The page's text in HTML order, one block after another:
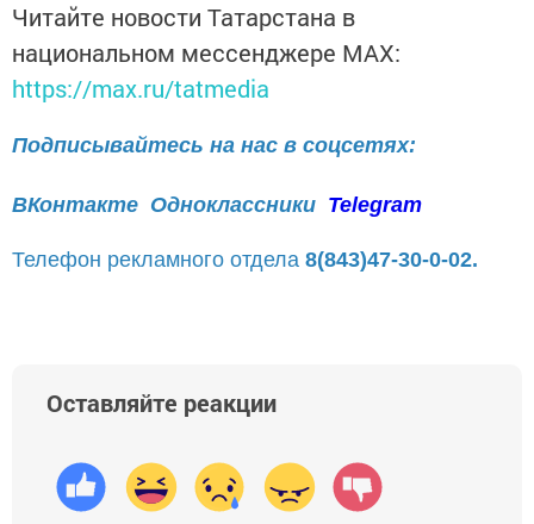
Читайте новости Татарстана в
национальном мессенджере MАХ:
https://max.ru/tatmedia
Подписывайтесь на нас в соцсетях:
ВКонтакте Одноклассники Telegram
Телефон рекламного отдела 8(843)47-30-0-02.
Оставляйте реакции